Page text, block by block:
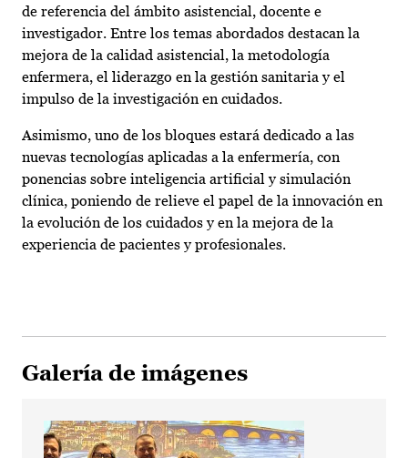
de referencia del ámbito asistencial, docente e
investigador. Entre los temas abordados destacan la
mejora de la calidad asistencial, la metodología
enfermera, el liderazgo en la gestión sanitaria y el
impulso de la investigación en cuidados.
Asimismo, uno de los bloques estará dedicado a las
nuevas tecnologías aplicadas a la enfermería, con
ponencias sobre inteligencia artificial y simulación
clínica, poniendo de relieve el papel de la innovación en
la evolución de los cuidados y en la mejora de la
experiencia de pacientes y profesionales.
Galería de imágenes